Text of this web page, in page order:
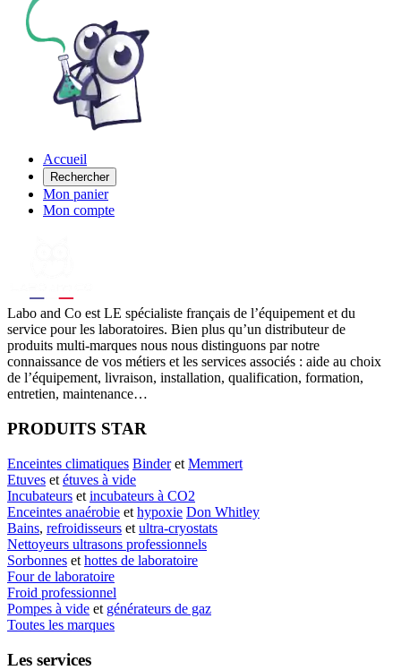
Accueil
Rechercher
Mon panier
Mon compte
Labo and Co est LE spécialiste français de l’équipement et du
service pour les laboratoires. Bien plus qu’un distributeur de
produits multi-marques nous nous distinguons par notre
connaissance de vos métiers et les services associés : aide au choix
de l’équipement, livraison, installation, qualification, formation,
entretien, maintenance…
PRODUITS STAR
Enceintes climatiques Binderet Memmert
Etuves et étuves à vide
Incubateurs et incubateurs à CO2
Enceintes anaérobie et hypoxie Don Whitley
Bains, refroidisseurs et ultra-cryostats
Nettoyeurs ultrasons professionnels
Sorbonnes et hottes de laboratoire
Four de laboratoire
Froid professionnel
Pompes à vide et générateurs de gaz
Toutes les marques
Les services